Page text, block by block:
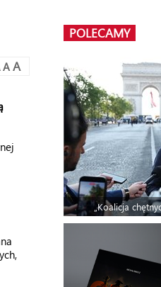
A A
POLECAMY
„Koalicja